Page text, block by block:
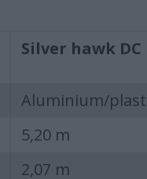
Silver hawk DC
Aluminium/plast
5,20 m
2,07 m